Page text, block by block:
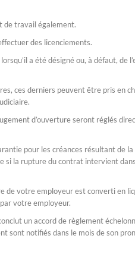
de travail également.
des licenciements.
a été désigné ou, à défaut, de
ces derniers peuvent être pris en
d’ouverture seront réglés
pour les créances résultant
si la rupture du contrat intervient
de votre employeur est converti en
votre employeur.
un accord de règlement
sont notifiés dans le mois de son